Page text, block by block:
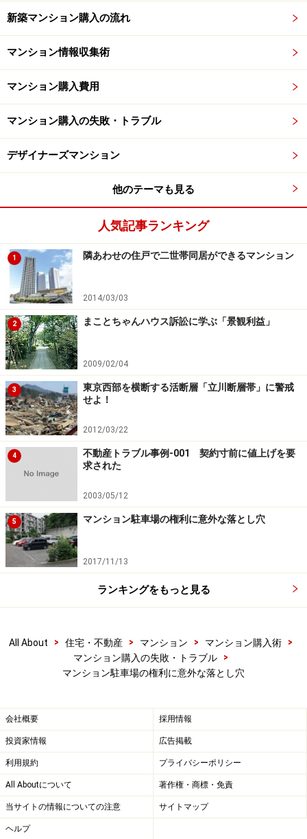
ションとの一体整備がされ、そのマンションの居住者だ
ことに変わりはありません。
それがいつ第三者に転売されるか分からず、駐車場がな
くなっても文句はいえないでしょう。
敷地そのものが分割されていた事例～その
２
上の事例からさらに一歩「進んで」というよりも「踏み
外して」というべきかもしれませんが、駐車場の区画割
りに合わせて敷地を細かく分筆し、一つひとつの土地を
特定の区分所有者に販売した事例もありました。
マンション住戸の分譲と駐車場区画の土地販売がセット
で行なわれ、駐車場部分の販売代金は当然ながら分譲業
者の売り上げとして扱われたのだろうと推察されます。
駐車場の権利が販売された事例
一般的なマンションでは駐車場を使用する権利に一定の
期限（契約期間）があり、また、その使用者がマンショ
ンの住戸を売却すれば駐車場の使用権は消滅するもので
異なりますが、できるだけ多くの人が公平な立場で駐車
場を使用できるようになっています。
ところが、この駐車場の権利を「特定の住戸に付随する
永久の権利」として販売した事例は比較的多くみられま
す。
つまり、たとえば301号室の所有者が同時に駐車場の権
利を持っているとすれば、これを中古マンションとして
購入した人にもその権利がついていくわけです。
新築マンション購入の流れ
マンション情報収集術
マンション購入費用
マンション購入の失敗・トラブル
デザイナーズマンション
他のテーマも見る
人気記事ランキング
1 隣あわせの住戸で二世帯同居ができるマンション
2014/03/03
2 まことちゃんハウス訴訟に学ぶ「景観利益」
2009/02/04
3
東京西部を横断する活断層「立川断層帯」に警戒
せよ！
2012/03/22
4
不動産トラブル事例-001 契約寸前に値上げを要
求された
2003/05/12
5 マンション駐車場の権利に意外な落とし穴
2017/11/13
ランキングをもっと見る
All About > 住宅・不動産 > マンション > マンション購入術
>
マンション購入の失敗・トラブル
>
マンション駐車場の権利に意外な落とし穴
会社概要 採用情報
投資家情報 広告掲載
利用規約 プライバシーポリシー
All Aboutについて 著作権・商標・免責
当サイトの情報についての注意 サイトマップ
ヘルプ